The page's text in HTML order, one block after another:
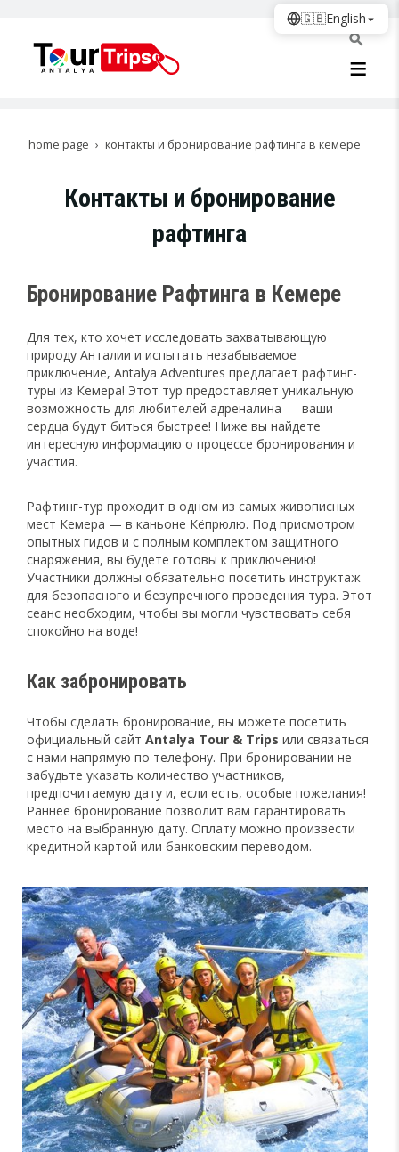
home page контакты и бронирование рафтинга в кемере
Контакты и бронирование
рафтинга
Бронирование Рафтинга в Кемере
Для тех, кто хочет исследовать захватывающую
природу Анталии и испытать незабываемое
приключение, Antalya Adventures предлагает рафтинг-
туры из Кемера! Этот тур предоставляет уникальную
возможность для любителей адреналина — ваши
сердца будут биться быстрее! Ниже вы найдете
интересную информацию о процессе бронирования и
участия.
Рафтинг-тур проходит в одном из самых живописных
мест Кемера — в каньоне Кёпрюлю. Под присмотром
опытных гидов и с полным комплектом защитного
снаряжения, вы будете готовы к приключению!
Участники должны обязательно посетить инструктаж
для безопасного и безупречного проведения тура. Этот
сеанс необходим, чтобы вы могли чувствовать себя
спокойно на воде!
Как забронировать
Чтобы сделать бронирование, вы можете посетить
официальный сайт Antalya Tour & Trips или связаться
с нами напрямую по телефону. При бронировании не
забудьте указать количество участников,
предпочитаемую дату и, если есть, особые пожелания!
Раннее бронирование позволит вам гарантировать
место на выбранную дату. Оплату можно произвести
кредитной картой или банковским переводом.
🇬🇧English